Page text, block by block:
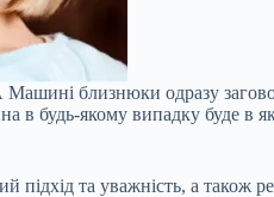
Машині близнюки одразу
в будь-якому випадку буде в
та уважність, а також